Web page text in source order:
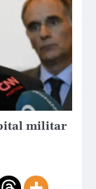
militar